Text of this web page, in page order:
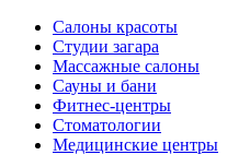
Салоны красоты
Студии загара
Массажные салоны
Сауны и бани
Фитнес-центры
Стоматологии
Медицинские центры